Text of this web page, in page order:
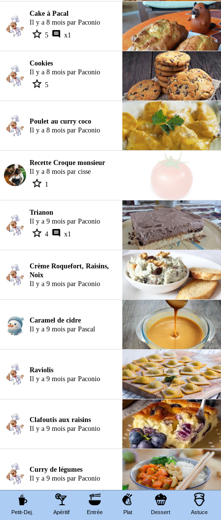
Cake à Pacal
Il y a 8 mois par Paconio
5
x1
Cookies
Il y a 8 mois par Paconio
5
Poulet au curry coco
Il y a 8 mois par Paconio
Recette Croque monsieur
Il y a 8 mois par cisse
1
Trianon
Il y a 9 mois par Paconio
4
x1
Crème Roquefort, Raisins,
Noix
Il y a 9 mois par Paconio
Caramel de cidre
Il y a 9 mois par Pascal
Raviolis
Il y a 9 mois par Paconio
Clafoutis aux raisins
Il y a 9 mois par Paconio
Curry de légumes
Il y a 9 mois par Paconio
Petit-Dej. Apéritif Entrée Plat Dessert Astuce